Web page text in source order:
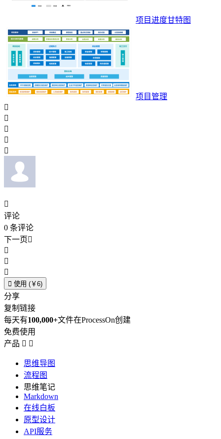
项目进度甘特图
项目管理






评论
0 条评论
下一页



 使用 (￥6)
分享
复制链接
每天有100,000+文件在ProcessOn创建
免费使用
产品  
思维导图
流程图
思维笔记
Markdown
在线白板
原型设计
API服务